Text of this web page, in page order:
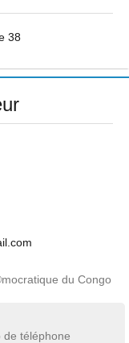
38
du Congo
de téléphone